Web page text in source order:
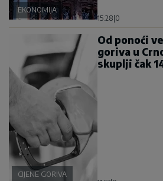
EKONOMIJA
15:28 0
CIJENE GORIVA
Od ponoći
goriva u
skuplji čak